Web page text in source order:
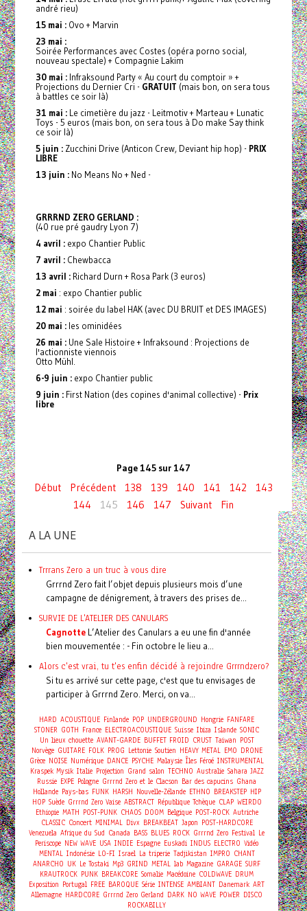
andré rieu)
15 mai :Ovo + Marvin
23 mai :
Soirée Performances avec Costes (opéra porno social,
nouveau spectale) + Compagnie Lakim
30 mai :Infraksound Party « Au court du comptoir » +
Projections du Dernier Cri - GRATUIT (mais bon, on sera tous
à battles ce soir là)
31 mai :Le cimetière du jazz - Leitmotiv + Marteau + Lunatic
Toys - 5 euros (mais bon, on sera tous à Do make Say think
ce soir là)
5 juin :Zucchini Drive (Anticon Crew, Deviant hip hop) - PRIX
LIBRE
13 juin : No Means No + Ned -
GRRRND ZERO GERLAND :
(40 rue pré gaudry Lyon 7)
4 avril :expo Chantier Public
7 avril :Chewbacca
13 avril :Richard Durn + Rosa Park (3 euros)
2 mai : expo Chantier public
12 mai : soirée du label HAK (avec DU BRUIT et DES IMAGES)
20 mai :les ominidées
26 mai :Une Sale Histoire + Infraksound : Projections de
l'actionniste viennois
Otto Mühl.
6-9 juin :expo Chantier public
9 juin :First Nation (des copines d'animal collective) - Prix
libre
Page 145 sur 147
Début Précédent 138 139 140 141 142
143
144
145 146 147 Suivant Fin
A LA UNE
Trrrans Zero a un truc à vous dire
Grrrnd Zero fait l’objet depuis plusieurs mois d’une
campagne de dénigrement, à travers des prises de...
SURVIE DE L'ATELIER DES CANULARS
CagnotteL’Atelier des Canulars a eu une fin d'année
bien mouvementée : - Fin octobre le lieu a...
Alors c'est vrai, tu t'es enfin décidé à rejoindre Grrrndzero?
Si tu es arrivé sur cette page, c'est que tu envisages de
participer à Grrrnd Zero. Merci, on va...
HARD ACOUSTIQUE Finlande POP UNDERGROUND Hongrie FANFARE
STONER GOTH France ELECTROACOUSTIQUE Suisse Ibiza Islande SONIC
Un lieux chouette AVANT-GARDE BUFFET FROID CRUST Taiwan POST
Norvège GUITARE FOLK PROG Lettonie Soutien HEAVY METAL EMO DRONE
Grèce NOISE Numérique DANCE PSYCHE Malaysie Îles Féroé INSTRUMENTAL
Kraspek Mysik Italie Projection Grand salon TECHNO Australie Sahara JAZZ
Russie EXPE Pologne Grrrnd Zero et le Clacson Bar des capucins Ghana
Hollande Pays-bas FUNK HARSH Nouvelle-Zélande ETHNO BREAKSTEP HIP
HOP Suède Grrrnd Zero Vaise ABSTRACT République Tchèque CLAP WEIRDO
Ethiopie MATH POST-PUNK CHAOS DOOM Belgique POST-ROCK Autriche
CLASSIC Concert MINIMAL Divx BREAKBEAT Japon POST-HARDCORE
Venezuela Afrique du Sud Canada BASS BLUES ROCK Grrrnd Zero Festival Le
Periscope NEW WAVE USA INDIE Espagne Euskadi INDUS ELECTRO Vidéo
MENTAL Indonésie LO-FI Israel La triperie Tadjikistan IMPRO CHANT
ANARCHO UK Le Tostaki Mp3 GRIND METAL lab Magazine GARAGE SURF
KRAUTROCK PUNK BREAKCORE Somalie Macédoine COLDWAVE DRUM
Exposition Portugal FREE BAROQUE Série INTENSE AMBIANT Danemark ART
Allemagne HARDCORE Grrrnd Zero Gerland DARK NO WAVE POWER DISCO
ROCKABILLY